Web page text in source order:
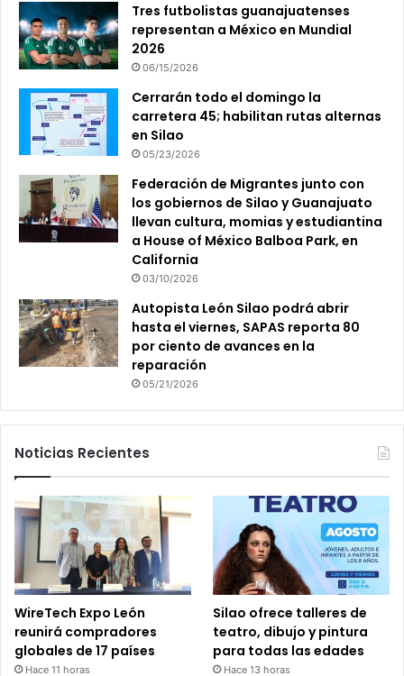
Tres futbolistas guanajuatenses
representan a México en Mundial
2026
06/15/2026
Cerrarán todo el domingo la
carretera 45; habilitan rutas alternas
en Silao
05/23/2026
Federación de Migrantes junto con
los gobiernos de Silao y Guanajuato
llevan cultura, momias y estudiantina
a House of México Balboa Park, en
California
03/10/2026
Autopista León Silao podrá abrir
hasta el viernes, SAPAS reporta 80
por ciento de avances en la
reparación
05/21/2026
Noticias Recientes
WireTech Expo León
reunirá compradores
globales de 17 países
Hace 11 horas
Silao ofrece talleres de
teatro, dibujo y pintura
para todas las edades
Hace 13 horas